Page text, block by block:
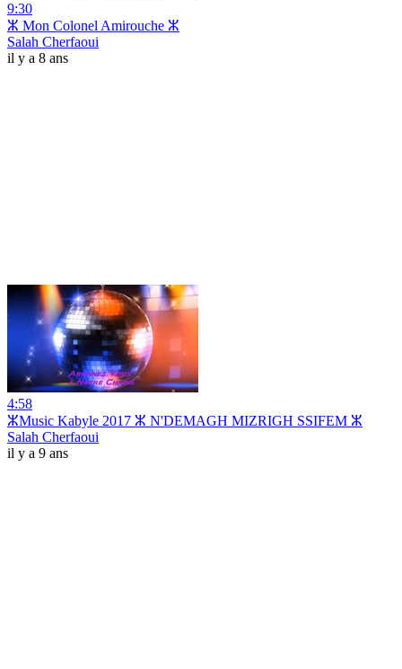
9:30
ⵣ Mon Colonel Amirouche ⵣ
Salah Cherfaoui
il y a 8 ans
4:58
ⵣMusic Kabyle 2017 ⵣ N'DEMAGH MIZRIGH SSIFEM ⵣ
Salah Cherfaoui
il y a 9 ans